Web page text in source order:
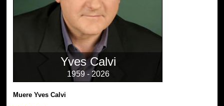
Yves Calvi
1959 - 2026
Muere Yves Calvi